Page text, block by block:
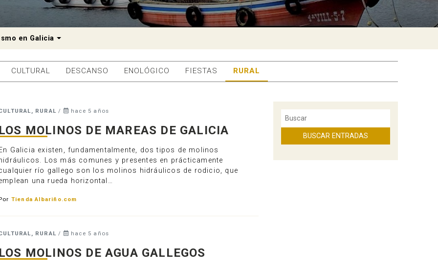
en Galicia Dropdown
CULTURAL DESCANSO ENOLÓGICO FIESTAS RURAL
RURAL/ hace 5 años
MOLINOS DE MAREAS DE GALICIA
Galicia existen, fundamentalmente, dos tipos de molinos
Los más comunes y presentes en prácticamente
río gallego son los molinos hidráulicos de rodicio, que
una rueda horizontal…
Tienda Albariño.com
RURAL/ hace 5 años
MOLINOS DE AGUA GALLEGOS